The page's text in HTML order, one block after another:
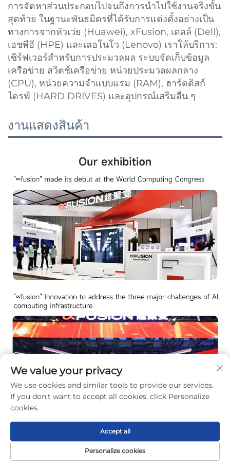
การจัดหาส่วนประกอบไปจนถึงการนำไปใช้งานจริงขั้น
สุดท้าย ในฐานะพันธมิตรที่ได้รับการแต่งตั้งอย่างเป็น
ทางการจากหัวเว่ย (Huawei), xFusion, เดลล์ (Dell),
เอชพีอี (HPE) และเลอโนโว (Lenovo) เราให้บริการ:
เซิร์ฟเวอร์สำหรับการประมวลผล ระบบจัดเก็บข้อมูล
เครือข่าย สวิตช์เครือข่าย หน่วยประมวลผลกลาง
(CPU), หน่วยความจำแบบแรม (RAM), ฮาร์ดดิสก์
ไดรฟ์ (HARD DRIVES) และอุปกรณ์เสริมอื่น ๆ
งานแสดงสินค้า
การบรรจุภัณฑ์และการจัดส่ง
หน้าแรก สินค้า เกี่ยวกับ ติดต่อ
We value your privacy
We use cookies and similar tools to provide our services.
If you don't want to accept all cookies, click Personalize
cookies.
Personalize cookies
Accept all